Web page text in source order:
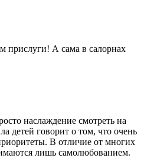
прислуги! А сама в салорнах
наслаждение смотреть на
детей говорит о том, что очень
В отличие от многих
лишь самолюбованием.